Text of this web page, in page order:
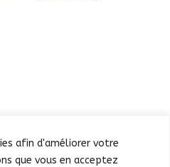
afin d'améliorer votre
que vous en acceptez